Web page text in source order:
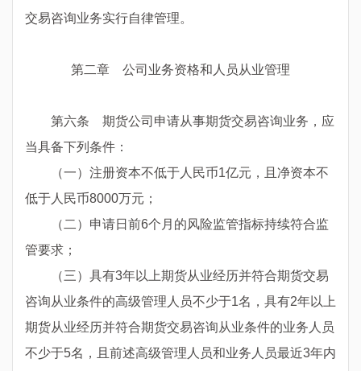
交易咨询业务实行自律管理。
第二章 公司业务资格和人员从业管理
第六条 期货公司申请从事期货交易咨询业务，应
当具备下列条件：
（一）注册资本不低于人民币1亿元，且净资本不
低于人民币8000万元；
（二）申请日前6个月的风险监管指标持续符合监
管要求；
（三）具有3年以上期货从业经历并符合期货交易
咨询从业条件的高级管理人员不少于1名，具有2年以上
期货从业经历并符合期货交易咨询从业条件的业务人员
不少于5名，且前述高级管理人员和业务人员最近3年内